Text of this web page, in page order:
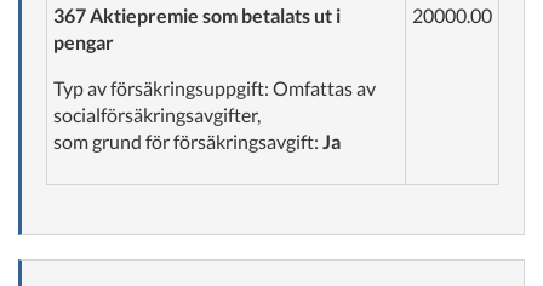
367 Aktiepremie som betalats ut i
pengar
Typ av försäkringsuppgift: Omfattas av
socialförsäkringsavgifter,
som grund för försäkringsavgift: Ja
20000.00